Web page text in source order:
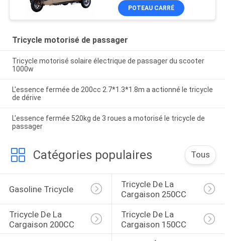
POTEAU CARRÉ
Tricycle motorisé de passager
Tricycle motorisé solaire électrique de passager du scooter
1000w
L'essence fermée de 200cc 2.7*1.3*1.8m a actionné le tricycle
de dérive
L'essence fermée 520kg de 3 roues a motorisé le tricycle de
passager
Catégories populaires Tous
Gasoline Tricycle
Tricycle De La
Cargaison 250CC
Tricycle De La
Cargaison 200CC
Tricycle De La
Cargaison 150CC